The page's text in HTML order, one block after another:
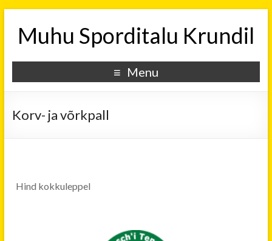
Muhu Sporditalu Krundil
Menu
Korv- ja võrkpall
Hind kokkuleppel